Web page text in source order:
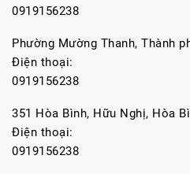
0919156238
Phường Mường Thanh, Thành
Điện thoại:
0919156238
351 Hòa Bình, Hữu Nghị, Hòa
Điện thoại:
0919156238